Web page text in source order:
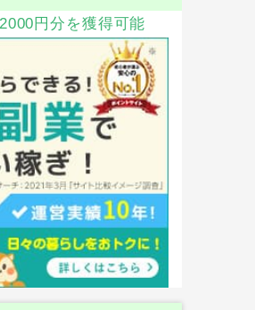
円分を獲得可能